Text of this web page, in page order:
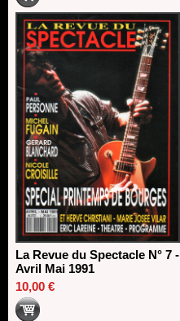
La Revue du Spectacle N° 7 -
Avril Mai 1991
10,00 €